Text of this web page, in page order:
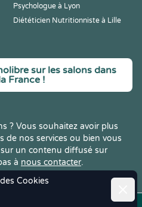
Cookies
Psychologue à Lyon
Diététicien Nutritionniste à Lille
sur les salons dans
France !
? Vous souhaitez avoir plus
de nos services ou bien vous
un contenu diffusé sur
à nous contacter.